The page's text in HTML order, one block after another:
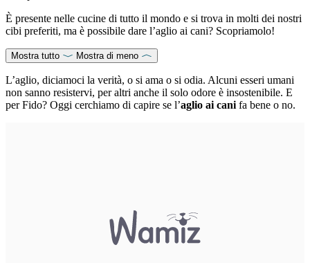
È presente nelle cucine di tutto il mondo e si trova in molti dei nostri
cibi preferiti, ma è possibile dare l’aglio ai cani? Scopriamolo!
Mostra tutto Mostra di meno
L’aglio, diciamoci la verità, o si ama o si odia. Alcuni esseri umani
non sanno resistervi, per altri anche il solo odore è insostenibile. E
per Fido? Oggi cerchiamo di capire se l’aglio ai cani fa bene o no.